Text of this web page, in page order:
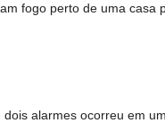
fogo perto de uma casa
alarmes ocorreu em